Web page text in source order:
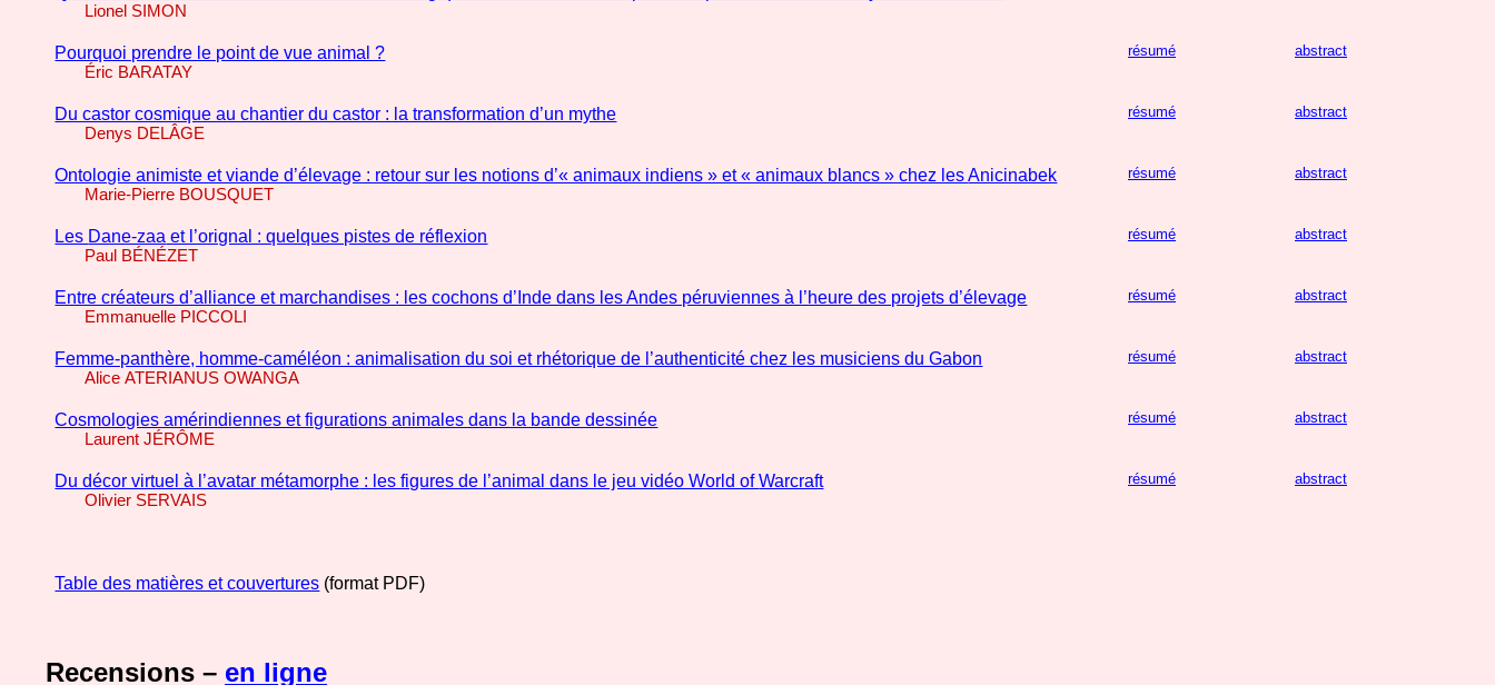
Lionel SIMON
Pourquoi prendre le point de vue animal ?
Éric BARATAY
résumé abstract
Du castor cosmique au chantier du castor : la transformation d’un mythe
Denys DELÂGE
résumé abstract
Ontologie animiste et viande d’élevage : retour sur les notions d’« animaux indiens » et « animaux blancs » chez lesAnicinabek
Marie-Pierre BOUSQUET
résumé abstract
Les Dane-zaa et l’orignal : quelques pistes de réflexion
Paul BÉNÉZET
résumé abstract
Entre créateurs d’alliance et marchandises : les cochons d’Inde dans les Andes péruviennes à l’heure des projets d’élevage
Emmanuelle PICCOLI
résumé abstract
Femme-panthère, homme-caméléon : animalisation du soi et rhétorique de l’authenticité chez les musiciens du Gabon
Alice ATERIANUS OWANGA
résumé abstract
Cosmologies amérindiennes et figurations animales dans la bande dessinée
Laurent JÉRÔME
résumé abstract
Du décor virtuel à l’avatar métamorphe : les figures de l’animal dans le jeu vidéo World ofWarcraft
Olivier SERVAIS
résumé abstract
Table des matières et couvertures (format PDF)
Recensions – en ligne